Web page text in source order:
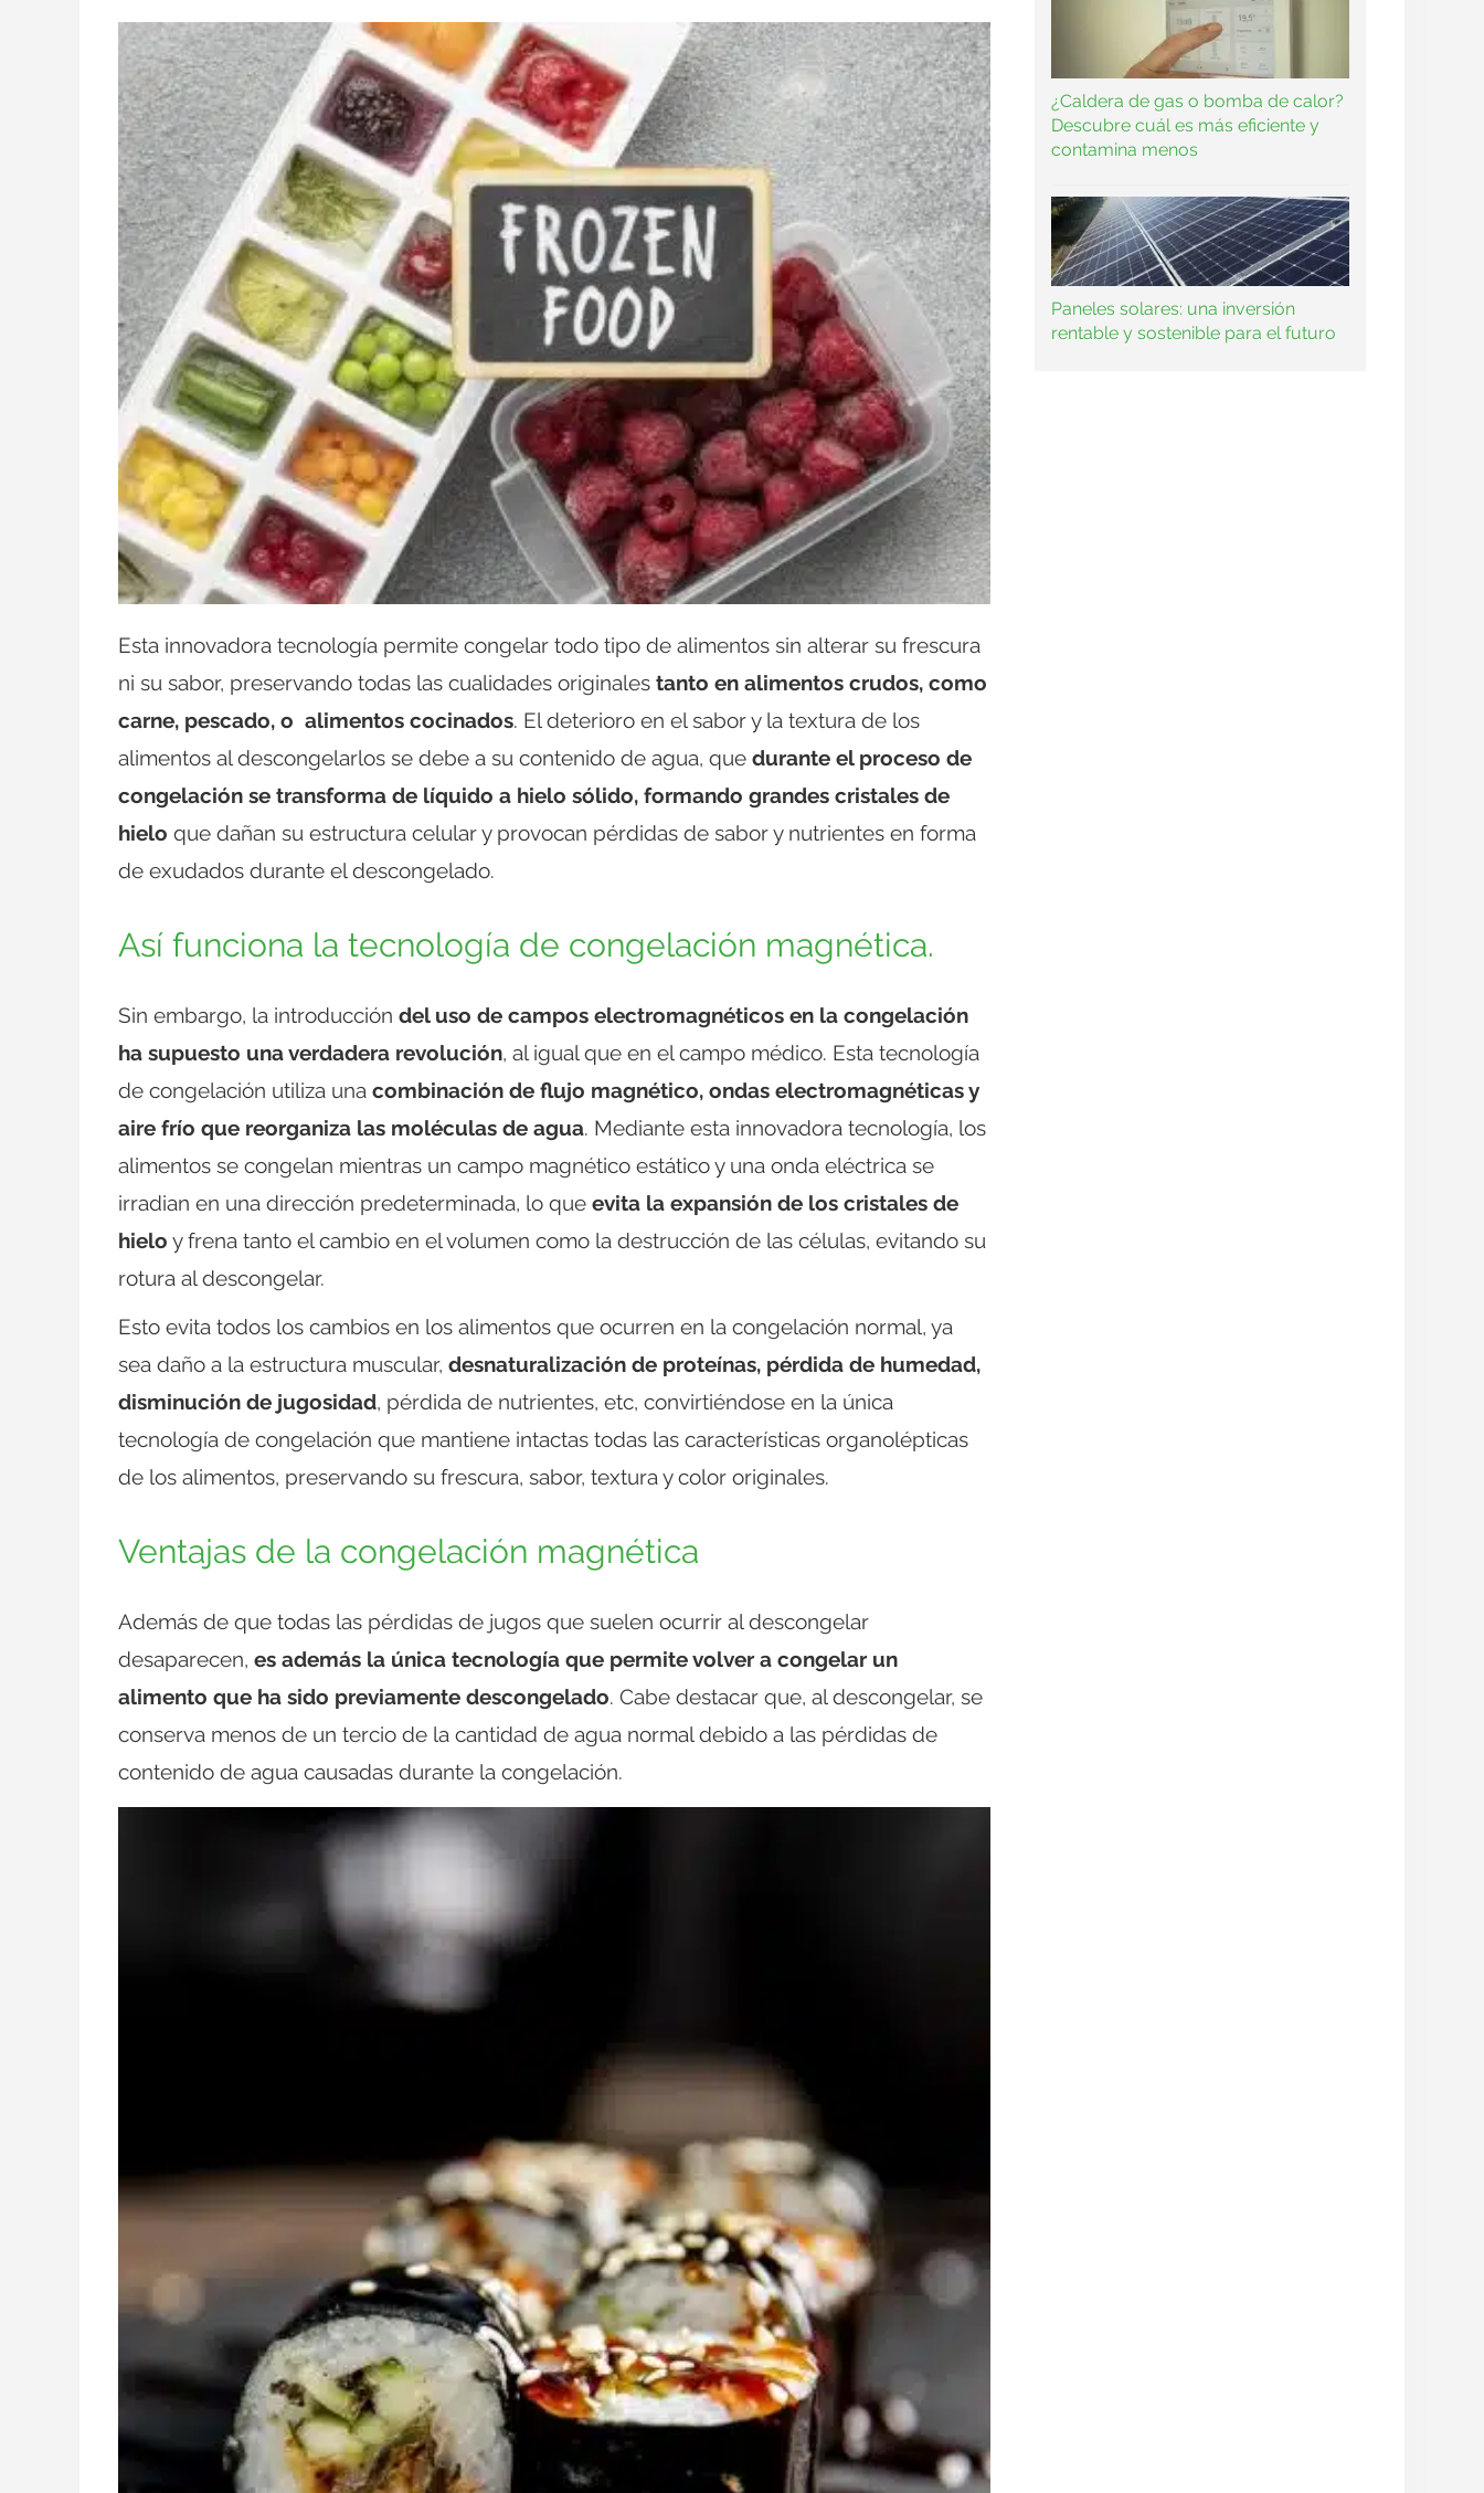
Esta innovadora tecnología permite congelar todo tipo de alimentos sin alterar su frescura
ni su sabor, preservando todas las cualidades originales tanto en alimentos crudos, como
carne, pescado, o alimentos cocinados. El deterioro en el sabor y la textura de los
alimentos al descongelarlos se debe a su contenido de agua, que durante el proceso de
congelación se transforma de líquido a hielo sólido, formando grandes cristales de
hielo que dañan su estructura celular y provocan pérdidas de sabor y nutrientes en forma
de exudados durante el descongelado.
Así funciona la tecnología de congelación magnética.
Sin embargo, la introducción del uso de campos electromagnéticos en la congelación
ha supuesto una verdadera revolución, al igual que en el campo médico. Esta tecnología
de congelación utiliza una combinación de flujo magnético, ondas electromagnéticas y
aire frío que reorganiza las moléculas de agua. Mediante esta innovadora tecnología, los
alimentos se congelan mientras un campo magnético estático y una onda eléctrica se
irradian en una dirección predeterminada, lo que evita la expansión de los cristales de
hielo y frena tanto el cambio en el volumen como la destrucción de las células, evitando su
rotura al descongelar.
Esto evita todos los cambios en los alimentos que ocurren en la congelación normal, ya
sea daño a la estructura muscular, desnaturalización de proteínas, pérdida de humedad,
disminución de jugosidad, pérdida de nutrientes, etc, convirtiéndose en la única
tecnología de congelación que mantiene intactas todas las características organolépticas
de los alimentos, preservando su frescura, sabor, textura y color originales.
Ventajas de la congelación magnética
Además de que todas las pérdidas de jugos que suelen ocurrir al descongelar
desaparecen, es además la única tecnología que permite volver a congelar un
alimento que ha sido previamente descongelado. Cabe destacar que, al descongelar, se
conserva menos de un tercio de la cantidad de agua normal debido a las pérdidas de
contenido de agua causadas durante la congelación.
¿Caldera de gas o bomba de calor?
Descubre cuál es más eficiente y
contamina menos
Paneles solares: una inversión
rentable y sostenible para el futuro